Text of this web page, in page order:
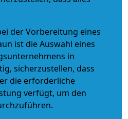
der Vorbereitung eines
ist die Auswahl eines
in
sicherzustellen, dass
die erforderliche
verfügt, um den